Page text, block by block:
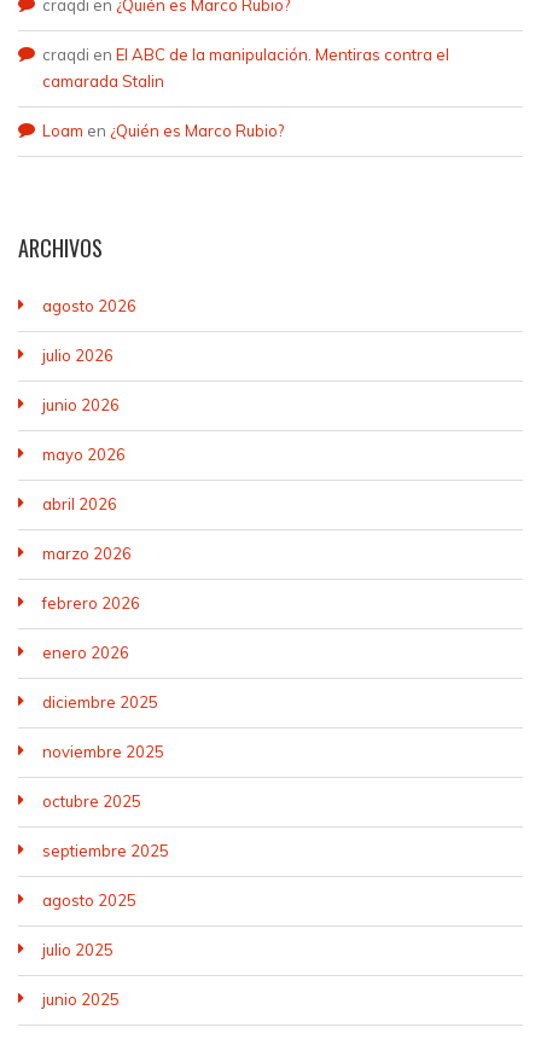
craqdi en ¿Quién es Marco Rubio?
craqdi en El ABC de la manipulación. Mentiras contra el
camarada Stalin
Loam en ¿Quién es Marco Rubio?
ARCHIVOS
agosto 2026
julio 2026
junio 2026
mayo 2026
abril 2026
marzo 2026
febrero 2026
enero 2026
diciembre 2025
noviembre 2025
octubre 2025
septiembre 2025
agosto 2025
julio 2025
junio 2025